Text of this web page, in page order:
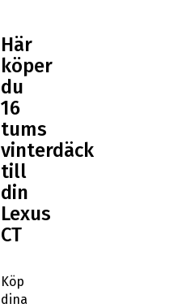
Här
köper
du
16
tums
vinterdäck
till
din
Lexus
CT
Köp
dina